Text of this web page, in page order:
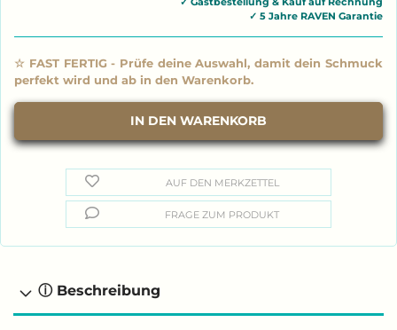
AUF DEN MERKZETTEL
FRAGE ZUM PRODUKT
ⓘ Beschreibung